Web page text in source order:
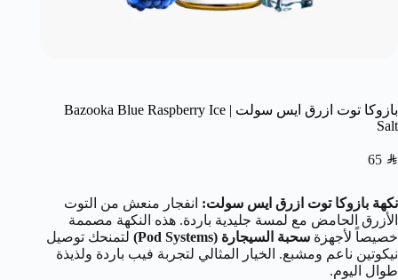
بازوكا توت ازرق ايس سولت | Bazooka Blue Raspberry Ice
Salt
65 SAR
نكهة بازوكا توت ازرق ايس سولت: انفجار منعش من التوت
الأزرق الحامض مع لمسة جليدية باردة. هذه النكهة مصممة
خصيصاً لأجهزة سحبة السيجارة (Pod Systems)
لتمنحك توصيل
نيكوتين ناعم ومشبع. الخيار المثالي لتجربة فيب باردة ولذيذة
طوال اليوم.